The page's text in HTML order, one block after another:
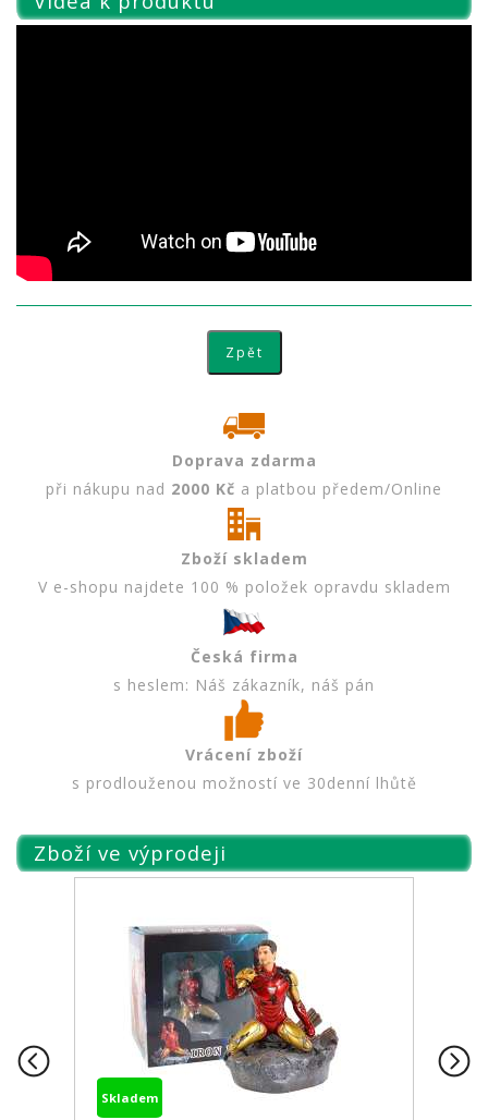
Doprava zdarma
při nákupu nad 2000 Kč a platbou předem/Online
Zboží skladem
V e-shopu najdete 100 % položek opravdu skladem
Česká firma
s heslem: Náš zákazník, náš pán
Vrácení zboží
s prodlouženou možností ve 30denní lhůtě
Zboží ve výprodeji
Skladem